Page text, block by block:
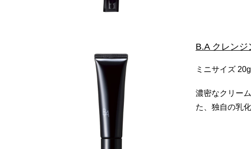
B.A クレン
ミニサイズ 20g
濃密なクリー
た、独自の乳